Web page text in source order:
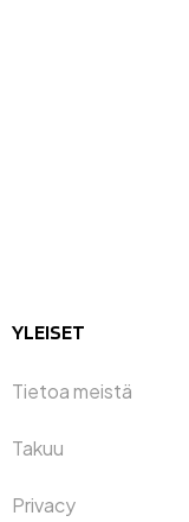
YLEISET
Tietoa meistä
Takuu
Privacy